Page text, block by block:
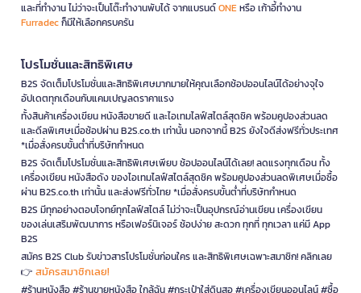
และที่ทำงาน ไม่ว่าจะเป็นโต๊ะทำงานพับได้ จากแบรนด์ONEหรือ เก้าอี้ทำงาน
Furradecก็มีให้เลือกครบครัน
โปรโมชั่นและสิทธิพิเศษ
B2S จัดเต็มโปรโมชั่นและสิทธิพิเศษมากมายให้คุณเลือกช้อปออนไลน์ได้อย่างจุใจ
อัปเดตทุกเดือนกับแคมเปญลดราคาแรง
ทั้งสินค้าเครื่องเขียน หนังสือขายดี และไอเทมไลฟ์สไตล์สุดชิค พร้อมคูปองส่วนลด
และดีลพิเศษเมื่อช้อปผ่าน B2S.co.th เท่านั้น นอกจากนี้ B2S ยังใจดีส่งฟรีทั่วประเทศ
*เมื่อสั่งครบขั้นต่ำที่บริษัทกำหนด
B2S จัดเต็มโปรโมชั่นและสิทธิพิเศษเพียบ ช้อปออนไลน์ได้เลย! ลดแรงทุกเดือน ทั้ง
เครื่องเขียน หนังสือดัง ของไอเทมไลฟ์สไตล์สุดชิค พร้อมคูปองส่วนลดพิเศษเมื่อซื้อ
ผ่าน B2S.co.th เท่านั้น และส่งฟรีทั่วไทย *เมื่อสั่งครบขั้นต่ำที่บริษัทกำหนด
B2S มีทุกอย่างตอบโจทย์ทุกไลฟ์สไตล์ ไม่ว่าจะเป็นอุปกรณ์อ่านเขียน เครื่องเขียน
ของเล่นเสริมพัฒนาการ หรือเฟอร์นิเจอร์ ช้อปง่าย สะดวก ทุกที่ ทุกเวลา แค่มี App
B2S
สมัคร B2S Club รับข่าวสารโปรโมชั่นก่อนใคร และสิทธิพิเศษเฉพาะสมาชิก! คลิกเลย
👉 สมัครสมาชิกเลย!
#ร้านหนังสือ #ร้านขายหนังสือ ใกล้ฉัน #กระเป๋าใส่ดินสอ #เครื่องเขียนออนไลน์ #ซื้อ